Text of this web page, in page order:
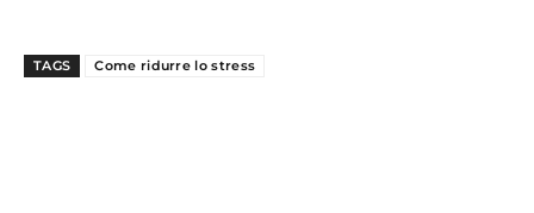
TAGS Come ridurre lo stress